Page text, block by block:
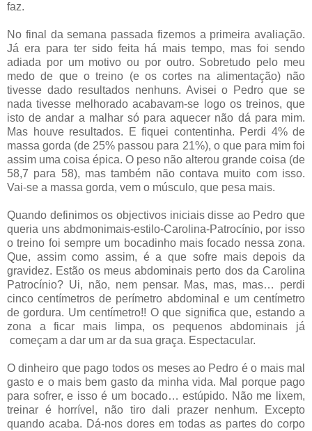
faz.
No final da semana passada fizemos a primeira avaliação.
Já era para ter sido feita há mais tempo, mas foi sendo
adiada por um motivo ou por outro. Sobretudo pelo meu
medo de que o treino (e os cortes na alimentação) não
tivesse dado resultados nenhuns. Avisei o Pedro que se
nada tivesse melhorado acabavam-se logo os treinos, que
isto de andar a malhar só para aquecer não dá para mim.
Mas houve resultados. E fiquei contentinha. Perdi 4% de
massa gorda (de 25% passou para 21%), o que para mim foi
assim uma coisa épica. O peso não alterou grande coisa (de
58,7 para 58), mas também não contava muito com isso.
Vai-se a massa gorda, vem o músculo, que pesa mais.
Quando definimos os objectivos iniciais disse ao Pedro que
queria uns abdmonimais-estilo-Carolina-Patrocínio, por isso
o treino foi sempre um bocadinho mais focado nessa zona.
Que, assim como assim, é a que sofre mais depois da
gravidez. Estão os meus abdominais perto dos da Carolina
Patrocínio? Ui, não, nem pensar. Mas, mas, mas… perdi
cinco centímetros de perímetro abdominal e um centímetro
de gordura. Um centímetro!! O que significa que, estando a
zona a ficar mais limpa, os pequenos abdominais já
começam a dar um ar da sua graça. Espectacular.
O dinheiro que pago todos os meses ao Pedro é o mais mal
gasto e o mais bem gasto da minha vida. Mal porque pago
para sofrer, e isso é um bocado… estúpido. Não me lixem,
treinar é horrível, não tiro dali prazer nenhum. Excepto
quando acaba. Dá-nos dores em todas as partes do corpo